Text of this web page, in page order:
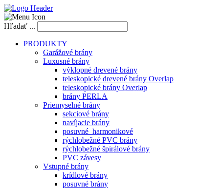
Hľadať ...
PRODUKTY
Garážové brány
Luxusné brány
výklopné drevené brány
teleskopické drevené brány Overlap
teleskopické brány Overlap
brány PERLA
Priemyselné brány
sekciové brány
navíjacie brány
posuvné_harmonikové
rýchlobežné PVC brány
rýchlobežné špirálové brány
PVC závesy
Vstupné brány
krídlové brány
posuvné brány